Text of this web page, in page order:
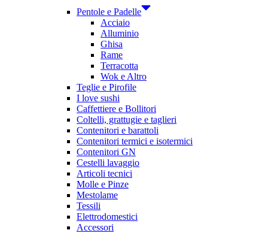
Pentole e Padelle
Acciaio
Alluminio
Ghisa
Rame
Terracotta
Wok e Altro
Teglie e Pirofile
I love sushi
Caffettiere e Bollitori
Coltelli, grattugie e taglieri
Contenitori e barattoli
Contenitori termici e isotermici
Contenitori GN
Cestelli lavaggio
Articoli tecnici
Molle e Pinze
Mestolame
Tessili
Elettrodomestici
Accessori